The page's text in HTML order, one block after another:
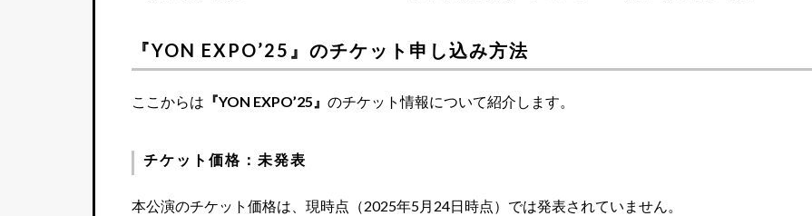
『YON EXPO’25』のチケット申し込み方法
ここからは 『YON EXPO’25』 のチケット情報について紹介します。
チケット価格：未発表
本公演のチケット価格は、現時点（2025年5月24日時点）では発表されていません。